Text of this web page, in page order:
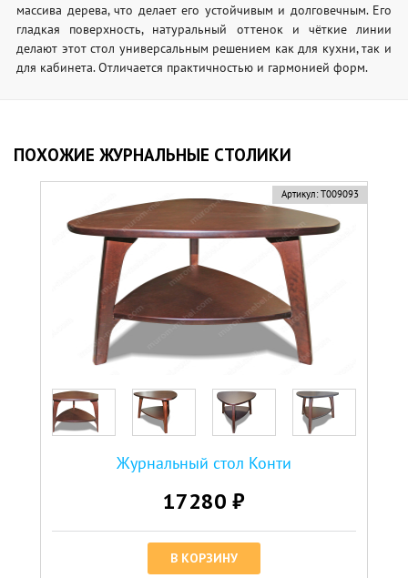
массива дерева, что делает его устойчивым и долговечным. Его
гладкая поверхность, натуральный оттенок и чёткие линии
делают этот стол универсальным решением как для кухни, так и
для кабинета. Отличается практичностью и гармонией форм.
ПОХОЖИЕ ЖУРНАЛЬНЫЕ СТОЛИКИ
Артикул: Т009093
Журнальный стол Конти
17280 ₽
В КОРЗИНУ